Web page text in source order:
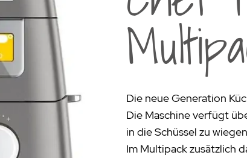
Weber
Fondue & Raclette
Diverses
Schüsseln & Siebe
Schalen & Körbe
Diverses
Kühltaschen | Isoliertaschen
Die neue Generation
Die Maschine verfügt
in die Schüssel zu
Im Multipack zusätzlich